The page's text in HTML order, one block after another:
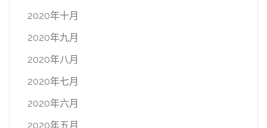
2020年十月
2020年九月
2020年八月
2020年七月
2020年六月
2020年五月